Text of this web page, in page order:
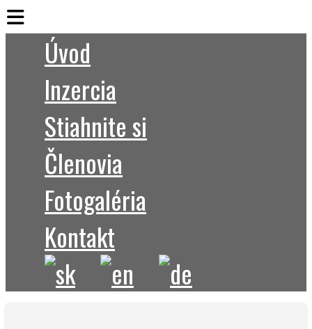
Úvod
Inzercia
Stiahnite si
Členovia
Fotogaléria
Kontakt